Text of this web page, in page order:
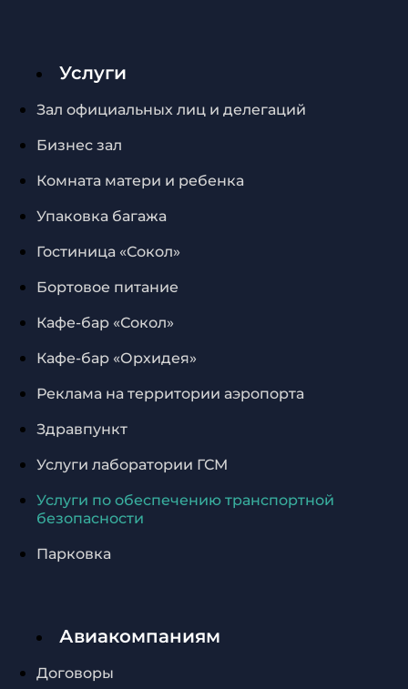
Услуги
Зал официальных лиц и делегаций
Бизнес зал
Комната матери и ребенка
Упаковка багажа
Гостиница «Сокол»
Бортовое питание
Кафе-бар «Сокол»
Кафе-бар «Орхидея»
Реклама на территории аэропорта
Здравпункт
Услуги лаборатории ГСМ
Услуги по обеспечению транспортной
безопасности
Парковка
Авиакомпаниям
Договоры